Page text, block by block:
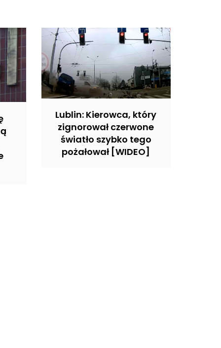
Lublin: Kierowca, który
zignorował czerwone
światło szybko tego
pożałował [WIDEO]